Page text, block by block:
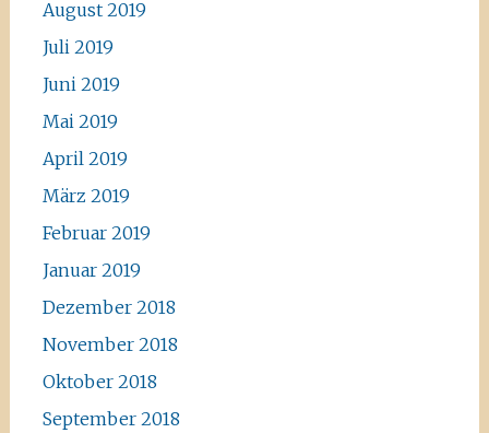
August 2019
Juli 2019
Juni 2019
Mai 2019
April 2019
März 2019
Februar 2019
Januar 2019
Dezember 2018
November 2018
Oktober 2018
September 2018